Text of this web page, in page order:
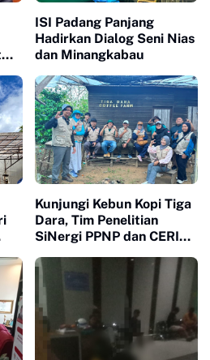
ISI Padang Panjang
Hadirkan Dialog Seni Nias
dan Minangkabau
Kunjungi Kebun Kopi Tiga
Dara, Tim Penelitian
SiNergi PPNP dan CERI
dalam Industri Kopi
Indonesia